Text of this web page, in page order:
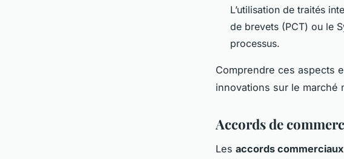
L’utilisation de traités
de brevets (PCT) ou le
processus.
Comprendre ces aspects
innovations sur le marché
Accords de
Les accords commerciaux